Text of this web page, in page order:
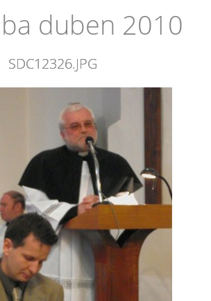
duben 2010
SDC12326.JPG